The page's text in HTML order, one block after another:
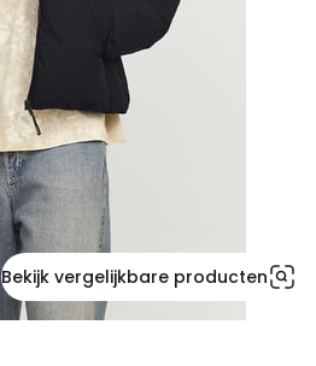
Bekijk vergelijkbare producten